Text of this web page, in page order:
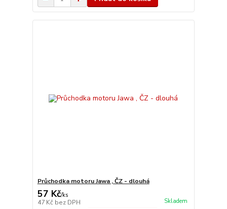
Průchodka motoru Jawa , ČZ - dlouhá
57 Kč/ks
47 Kč bez DPH Skladem